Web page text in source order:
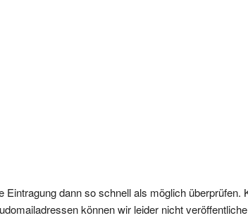
dann so schnell als möglich überprüfen.
können wir leider nicht